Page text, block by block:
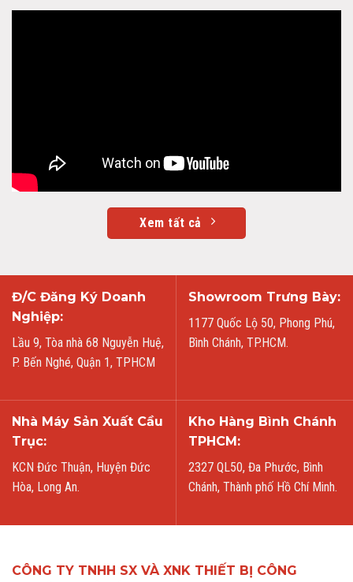
Xem tất cả
Đ/C Đăng Ký Doanh
Nghiệp:
Lầu 9, Tòa nhà 68 Nguyễn Huệ,
P. Bến Nghé, Quận 1, TPHCM
Showroom Trưng Bày:
1177 Quốc Lộ 50, Phong Phú,
Bình Chánh, TP.HCM.
Nhà Máy Sản Xuất Cầu
Trục:
KCN Đức Thuận, Huyện Đức
Hòa, Long An.
Kho Hàng Bình Chánh
TPHCM:
2327 QL50, Đa Phước, Bình
Chánh, Thành phố Hồ Chí Minh.
CÔNG TY TNHH SX VÀ XNK THIẾT BỊ CÔNG